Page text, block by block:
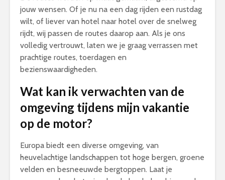
jouw wensen. Of je nu na een dag rijden een rustdag
wilt, of liever van hotel naar hotel over de snelweg
rijdt, wij passen de routes daarop aan. Als je ons
volledig vertrouwt, laten we je graag verrassen met
prachtige routes, toerdagen en
bezienswaardigheden.
Wat kan ik verwachten van de
omgeving tijdens mijn vakantie
op de motor?
Europa biedt een diverse omgeving, van
heuvelachtige landschappen tot hoge bergen, groene
velden en besneeuwde bergtoppen. Laat je